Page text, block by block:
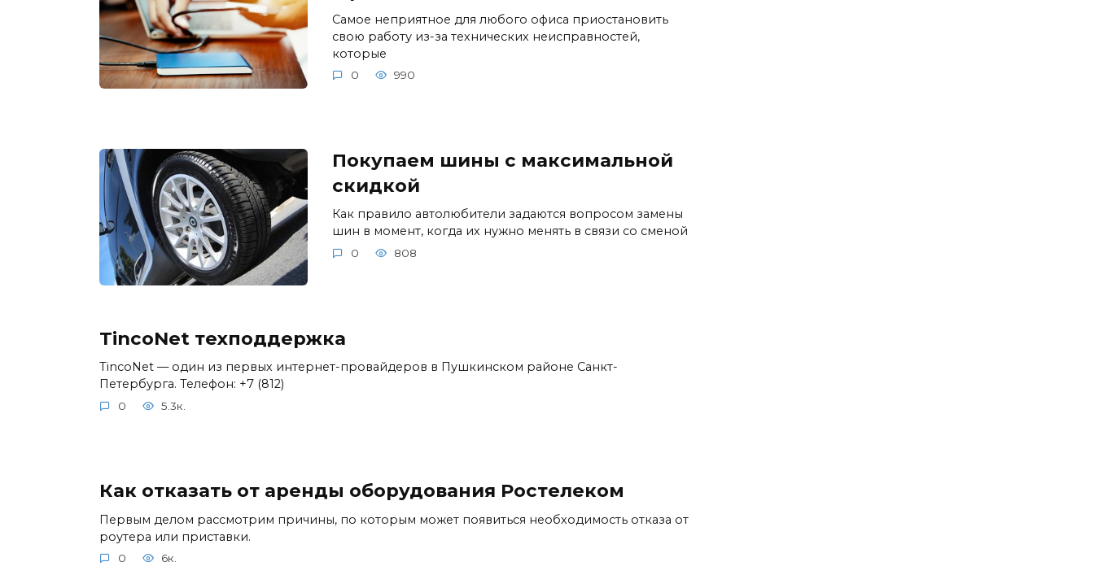
Самое неприятное для любого офиса приостановить
свою работу из-за технических неисправностей,
которые
0 990
Покупаем шины с максимальной
скидкой
Как правило автолюбители задаются вопросом замены
шин в момент, когда их нужно менять в связи со сменой
0 808
TincoNet техподдержка
TincoNet — один из первых интернет-провайдеров в Пушкинском районе Санкт-
Петербурга. Телефон: +7 (812)
0 5.3к.
Как отказать от аренды оборудования Ростелеком
Первым делом рассмотрим причины, по которым может появиться необходимость отказа от
роутера или приставки.
0 6к.